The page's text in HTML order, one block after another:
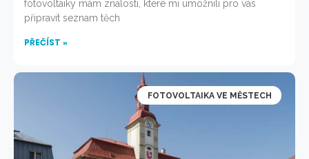
fotovoltaiky mám znalosti, které mi umožnili pro vás
připravit seznam těch
PŘEČÍST »
FOTOVOLTAIKA VE MĚSTECH